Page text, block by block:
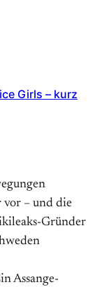
Girls – kurz
vor – und die
Gründer
Assange-